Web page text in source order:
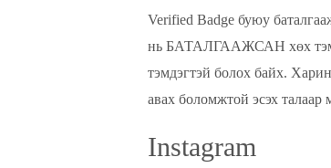
Verified Badge буюу
нь БАТАЛГААЖСАН хөх
тэмдэгтэй болох байх.
авах боломжтой эсэх талаар
Instagram